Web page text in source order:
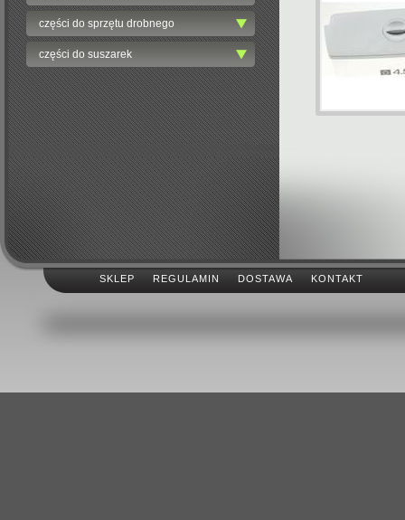
części do sprzętu drobnego
części do suszarek
SKLEP REGULAMIN DOSTAWA KONTAKT